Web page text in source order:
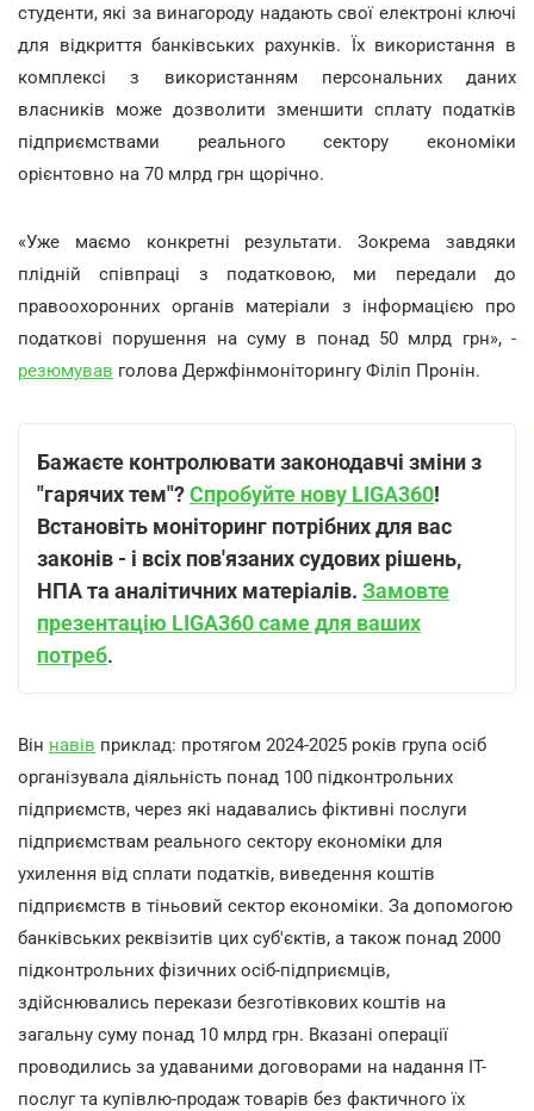
студенти, які за винагороду надають свої електроні ключі
для відкриття банківських рахунків. Їх використання в
комплексі з використанням персональних даних
власників може дозволити зменшити сплату податків
підприємствами реального сектору економіки
орієнтовно на 70 млрд грн щорічно.
«Уже маємо конкретні результати. Зокрема завдяки
плідній співпраці з податковою, ми передали до
правоохоронних органів матеріали з інформацією про
податкові порушення на суму в понад 50 млрд грн», -
резюмував голова Держфінмоніторингу Філіп Пронін.
Бажаєте контролювати законодавчі зміни з
"гарячих тем"?Спробуйте нову LIGA360!
Встановіть моніторинг потрібних для вас
законів - і всіх пов'язаних судових рішень,
НПА та аналітичних матеріалів. Замовте
презентацію LIGA360 саме для ваших
потреб.
Він навів приклад: протягом 2024-2025 років група осіб
організувала діяльність понад 100 підконтрольних
підприємств, через які надавались фіктивні послуги
підприємствам реального сектору економіки для
ухилення від сплати податків, виведення коштів
підприємств в тіньовий сектор економіки. За допомогою
банківських реквізитів цих суб'єктів, а також понад 2000
підконтрольних фізичних осіб-підприємців,
здійснювались перекази безготівкових коштів на
загальну суму понад 10 млрд грн. Вказані операції
проводились за удаваними договорами на надання ІТ-
послуг та купівлю-продаж товарів без фактичного їх